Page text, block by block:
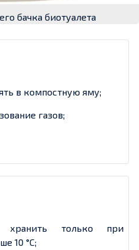
бачка биотуалета
в компостную яму;
газов;
хранить только при
10 °С;